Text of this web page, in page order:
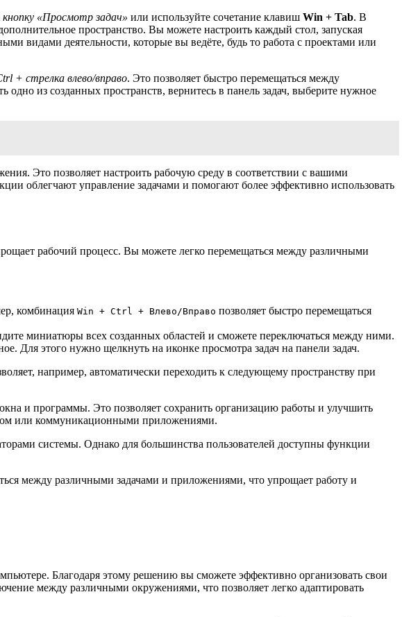
кнопку «Просмотр задач» или используйте сочетание клавиш Win + Tab. В
пространство. Вы можете настроить каждый стол, запуская
видами деятельности, которые вы ведёте, будь то работа с проектами или
+ стрелка влево/вправо. Это позволяет быстро перемещаться между
из созданных пространств, вернитесь в панель задач, выберите нужное
Это позволяет настроить рабочую среду в соответствии с вашими
облегчают управление задачами и помогают более эффективно использовать
рабочий процесс. Вы можете легко перемещаться между различными
комбинация Win + Ctrl + Влево/Вправо позволяет быстро перемещаться
миниатюры всех созданных областей и сможете переключаться между ними.
Для этого нужно щелкнуть на иконке просмотра задач на панели задач.
например, автоматически переходить к следующему пространству при
и программы. Это позволяет сохранить организацию работы и улучшить
или коммуникационными приложениями.
системы. Однако для большинства пользователей доступны функции
между различными задачами и приложениями, что упрощает работу и
Благодаря этому решению вы сможете эффективно организовать свои
между различными окружениями, что позволяет легко адаптировать